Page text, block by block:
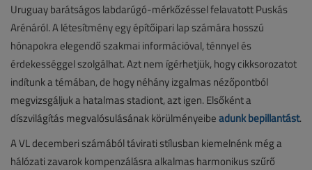
Uruguay barátságos labdarúgó-mérkőzéssel felavatott Puskás
Arénáról. A létesítmény egy építőipari lap számára hosszú
hónapokra elegendő szakmai információval, ténnyel és
érdekességgel szolgálhat. Azt nem ígérhetjük, hogy cikksorozatot
indítunk a témában, de hogy néhány izgalmas nézőpontból
megvizsgáljuk a hatalmas stadiont, azt igen. Elsőként a
díszvilágítás megvalósulásának körülményeibeadunk bepillantást.
A VL decemberi számából távirati stílusban kiemelnénk még a
hálózati zavarok kompenzálásra alkalmas harmonikus szűrő